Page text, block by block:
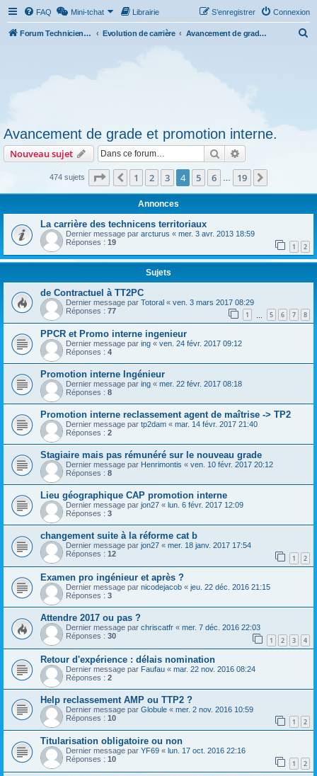
FAQ Mini-tchat Librairie Connexion
S’enregistrer
Forum Technicien-Territoral Evolution de carrière Avancement de grade et promotion interne.
Avancement de grade et promotion interne.
Nouveau sujet Rechercher
474 sujets Page sur19
Précédente
1 2 3 4 5 6 19
Annonces
La carrière des technicens territoriaux
Dernier message par arcturus « mer. 3 avr. 2013 18:59
Réponses : 19 1 2
Sujets
de Contractuel à TT2PC
Dernier message par Totoral « ven. 3 mars 2017 08:29
Réponses : 77 1 5 6 7 8
PPCR et Promo interne ingenieur
Dernier message par ing « ven. 24 févr. 2017 09:12
Réponses : 4
Promotion interne Ingénieur
Dernier message par ing « mer. 22 févr. 2017 08:18
Réponses : 8
Promotion interne reclassement agent de maîtrise -> TP2
Dernier message par tp2dam « mar. 14 févr. 2017 21:40
Réponses : 2
Stagiaire mais pas rémunéré sur le nouveau grade
Dernier message par Henrimontis « ven. 10 févr. 2017 20:12
Réponses : 8
Lieu géographique CAP promotion interne
Dernier message par jon27 « lun. 6 févr. 2017 12:09
Réponses : 3
changement suite à la réforme cat b
Dernier message par jon27 « mer. 18 janv. 2017 17:54
Réponses : 12 1 2
Examen pro ingénieur et après ?
Dernier message par nicodejacob « jeu. 22 déc. 2016 21:15
Réponses : 3
Attendre 2017 ou pas ?
Dernier message par chriscatfr « mer. 7 déc. 2016 22:03
Réponses : 30 1 2 3 4
Retour d'expérience : délais nomination
Dernier message par Faufau « mar. 22 nov. 2016 08:24
Réponses : 2
Help reclassement AMP ou TTP2 ?
Dernier message par Globule « mer. 2 nov. 2016 10:59
Réponses : 10 1 2
Titularisation obligatoire ou non
Dernier message par YF69 « lun. 17 oct. 2016 22:16
Réponses : 10 1 2